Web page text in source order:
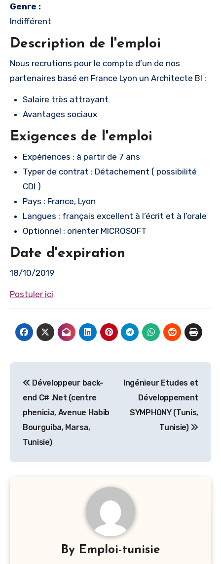
Genre :
Indifférent
Description de l'emploi
Nous recrutions pour le compte d’un de nos
partenaires basé en France Lyon un Architecte BI :
Salaire très attrayant
Avantages sociaux
Exigences de l'emploi
Expériences : à partir de 7 ans
Typer de contrat : Détachement ( possibilité
CDI )
Pays : France, Lyon
Langues : français excellent à l’écrit et à l’orale
Optionnel : orienter MICROSOFT
Date d'expiration
18/10/2019
Postuler ici
de
l’article
Développeur back-
end C# .Net (centre
phenicia, Avenue Habib
Bourguiba, Marsa,
Tunisie)
Ingénieur Etudes et
Développement
SYMPHONY (Tunis,
Tunisie)
By Emploi-tunisie